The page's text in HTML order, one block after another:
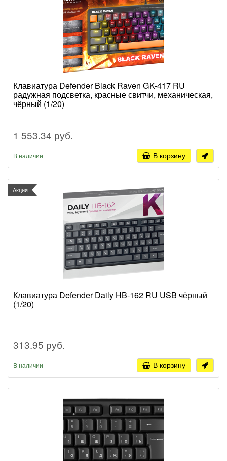
Клавиатура Defender Black Raven GK-417 RU
радужная подсветка, красные свитчи, механическая,
чёрный (1/20)
1 553.34 руб.
В наличии В корзину
Акция
Клавиатура Defender Daily HB-162 RU USB чёрный
(1/20)
313.95 руб.
В наличии В корзину